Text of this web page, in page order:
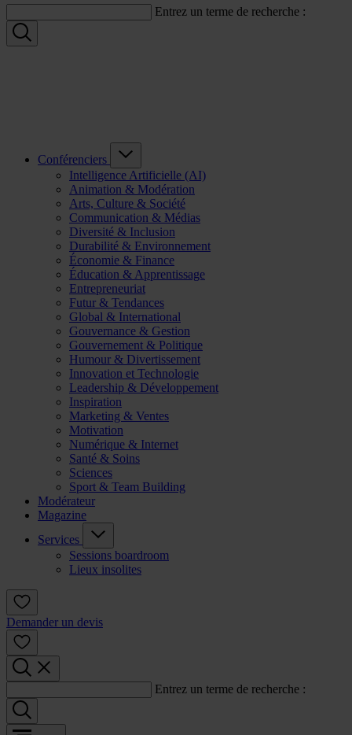
Entrez un terme de recherche :
Conférenciers
Intelligence Artificielle (AI)
Animation & Modération
Arts, Culture & Société
Communication & Médias
Diversité & Inclusion
Durabilité & Environnement
Économie & Finance
Éducation & Apprentissage
Entrepreneuriat
Futur & Tendances
Global & International
Gouvernance & Gestion
Gouvernement & Politique
Humour & Divertissement
Innovation et Technologie
Leadership & Développement
Inspiration
Marketing & Ventes
Motivation
Numérique & Internet
Santé & Soins
Sciences
Sport & Team Building
Modérateur
Magazine
Services
Sessions boardroom
Lieux insolites
Demander un devis
Entrez un terme de recherche :